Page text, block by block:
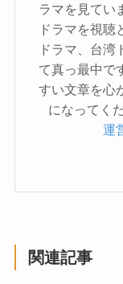
ラマを見てい
ドラマを視聴
ドラマ、台湾
て真っ最中で
すい文章を心
になってく
運
関連記事